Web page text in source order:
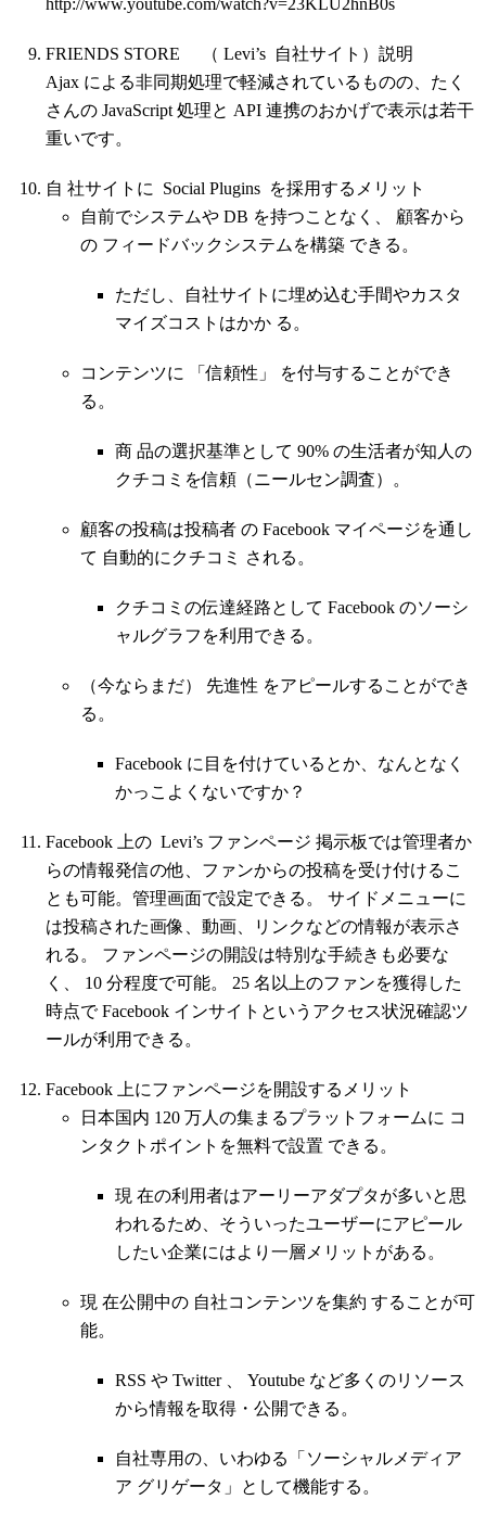
http://www.youtube.com/watch?v=23KLU2hnB0s
FRIENDS STORE （ Levi’s 自社サイト）説明
Ajax による非同期処理で軽減されているものの、たく
さんの JavaScript 処理と API 連携のおかげで表示は若干
重いです。
自 社サイトに Social Plugins を採用するメリット
自前でシステムや DB を持つことなく、 顧客から
の フィードバックシステムを構築 できる。
ただし、自社サイトに埋め込む手間やカスタ
マイズコストはかか る。
コンテンツに 「信頼性」 を付与することができ
る。
商 品の選択基準として 90% の生活者が知人の
クチコミを信頼（ニールセン調査）。
顧客の投稿は投稿者 の Facebook マイページを通し
て 自動的にクチコミ される。
クチコミの伝達経路として Facebook のソーシ
ャルグラフを利用できる。
（今ならまだ） 先進性 をアピールすることができ
る。
Facebook に目を付けているとか、なんとなく
かっこよくないですか？
Facebook 上の Levi’s ファンページ 掲示板では管理者か
らの情報発信の他、ファンからの投稿を受け付けるこ
とも可能。管理画面で設定できる。 サイドメニューに
は投稿された画像、動画、リンクなどの情報が表示さ
れる。 ファンページの開設は特別な手続きも必要な
く、 10 分程度で可能。 25 名以上のファンを獲得した
時点で Facebook インサイトというアクセス状況確認ツ
ールが利用できる。
Facebook 上にファンページを開設するメリット
日本国内 120 万人の集まるプラットフォームに コ
ンタクトポイントを無料で設置 できる。
現 在の利用者はアーリーアダプタが多いと思
われるため、そういったユーザーにアピール
したい企業にはより一層メリットがある。
現 在公開中の 自社コンテンツを集約 することが可
能。
RSS や Twitter 、 Youtube など多くのリソース
から情報を取得・公開できる。
自社専用の、いわゆる「ソーシャルメディア
ア グリゲータ」として機能する。